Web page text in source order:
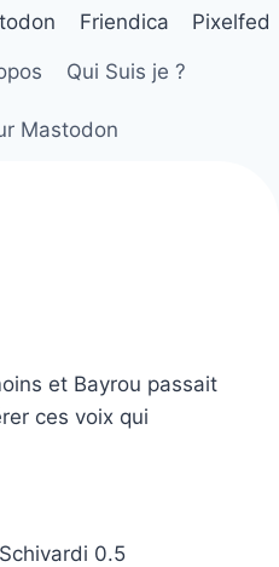
Friendica Pixelfed
Qui Suis je ?
Mastodon
et Bayrou passait
ces voix qui
0.5